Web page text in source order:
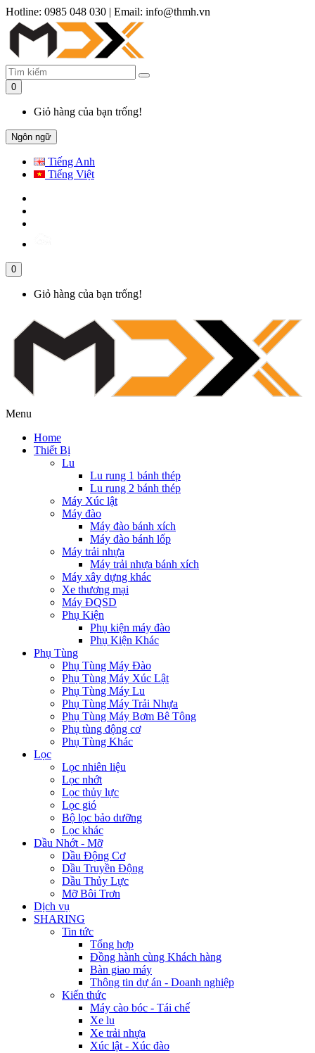
Hotline: 0985 048 030 | Email: info@thmh.vn
0
Giỏ hàng của bạn trống!
Ngôn ngữ
Tiếng Anh
Tiếng Việt
0
Giỏ hàng của bạn trống!
Menu
Home
Thiết Bị
Lu
Lu rung 1 bánh thép
Lu rung 2 bánh thép
Máy Xúc lật
Máy đào
Máy đào bánh xích
Máy đào bánh lốp
Máy trải nhựa
Máy trải nhựa bánh xích
Máy xây dựng khác
Xe thương mại
Máy ĐQSD
Phụ Kiện
Phụ kiện máy đào
Phụ Kiện Khác
Phụ Tùng
Phụ Tùng Máy Đào
Phụ Tùng Máy Xúc Lật
Phụ Tùng Máy Lu
Phụ Tùng Máy Trải Nhựa
Phụ Tùng Máy Bơm Bê Tông
Phụ tùng động cơ
Phụ Tùng Khác
Lọc
Lọc nhiên liệu
Lọc nhớt
Lọc thủy lực
Lọc gió
Bộ lọc bảo dưỡng
Lọc khác
Dầu Nhớt - Mỡ
Dầu Động Cơ
Dầu Truyền Động
Dầu Thủy Lực
Mỡ Bôi Trơn
Dịch vụ
SHARING
Tin tức
Tổng hợp
Đồng hành cùng Khách hàng
Bàn giao máy
Thông tin dự án - Doanh nghiệp
Kiến thức
Máy cào bóc - Tái chế
Xe lu
Xe trải nhựa
Xúc lật - Xúc đào